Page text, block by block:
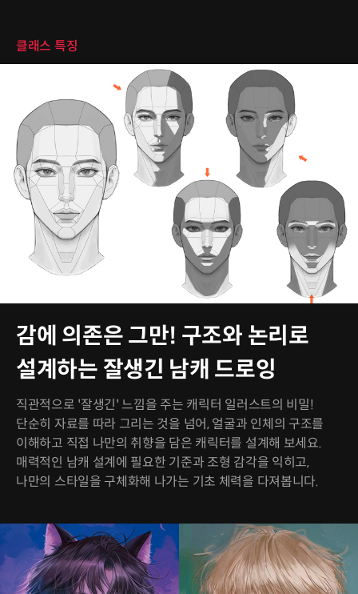
클래스 특징
감에 의존은 그만! 구조와 논리로
설계하는 잘생긴 남캐 드로잉
직관적으로 '잘생긴' 느낌을 주는 캐릭터 일러스트의 비밀!
단순히 자료를 따라 그리는 것을 넘어, 얼굴과 인체의 구조를
이해하고 직접 나만의 취향을 담은 캐릭터를 설계해 보세요.
매력적인 남캐 설계에 필요한 기준과 조형 감각을 익히고,
나만의 스타일을 구체화해 나가는 기초 체력을 다져봅니다.